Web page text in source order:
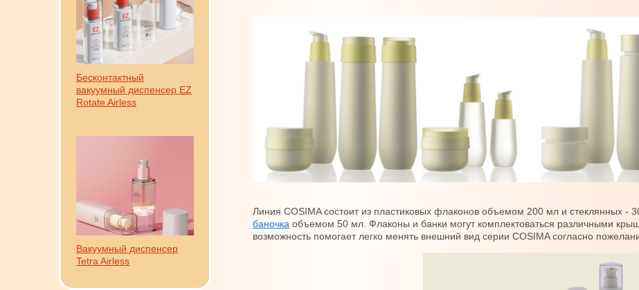
Бесконтактный
вакуумный диспенсер EZ
Rotate Airless
Вакуумный диспенсер
Tetra Airless
Линия COSIMA состоит из пластиковых флаконов объемом 200 мл и стеклянных -
баночка объемом 50 мл. Флаконы и банки могут комплектоваться различными
возможность помогает легко менять внешний вид серии COSIMA согласно